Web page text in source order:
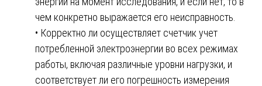
чем конкретно выражается его неисправность.
• Корректно ли осуществляет счетчик учет
потребленной электроэнергии во всех режимах
работы, включая различные уровни нагрузки, и
соответствует ли его погрешность измерения